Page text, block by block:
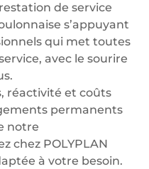
de service
s’appuyant
qui met toutes
avec le sourire
réactivité et coûts
permanents
notre
chez POLYPLAN
à votre besoin.